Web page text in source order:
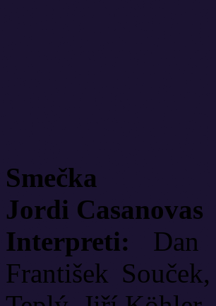
Smečka
Jordi Casanovas
Interpreti: Dan
František